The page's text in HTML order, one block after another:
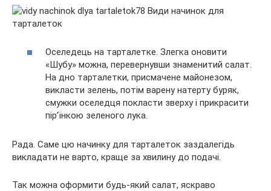
Оселедець на тарталетке. Злегка оновити
«Шубу» можна, перевернувши знаменитий салат.
На дно тарталетки, присмачене майонезом,
викласти зелень, потім варену натерту буряк,
смужки оселедця покласти зверху і прикрасити
пір’їнкою зеленого лука.
Рада. Саме цю начинку для тарталеток заздалегідь
викладати не варто, краще за хвилину до подачі.
Так можна оформити будь-який салат, яскраво